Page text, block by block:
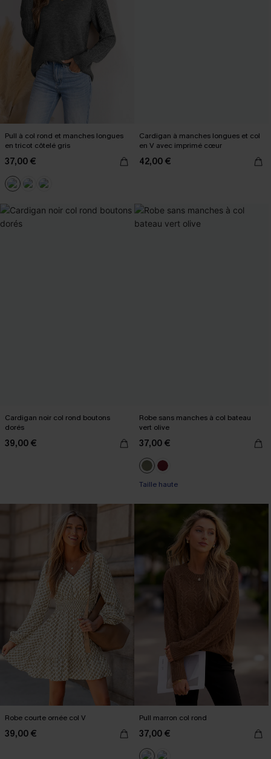
Pull à col rond et manches longues
en tricot côtelé gris
37,00 €
Cardigan à manches longues et col
en V avec imprimé cœur
42,00 €
Cardigan noir col rond boutons
dorés
39,00 €
Robe sans manches à col bateau
vert olive
37,00 €
Taille haute
Robe courte ornée col V
39,00 €
Pull marron col rond
37,00 €